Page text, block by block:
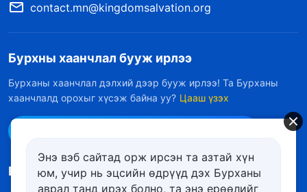
contact.mn@kingdomsalvation.org
Бурхны хаанчлал бууж ирлээ
Бурханы хаанчлал дэлхий дээр бууж ирлээ! Та Бурханы
хаанчлалд орохыг хүсэж байна уу? Цааш үзэх
Биднийг дагах
Энэ вэб сайтад орж ирсэн та азтай хүн
юм, учир нь эцсийн өдрүүд дэх Бурханы
аврал танд ирэх болно, та энэ ерѳѳлийг